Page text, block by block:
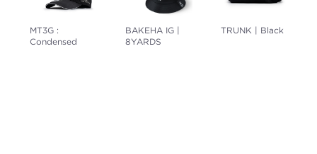
MT3G :
Condensed
BAKEHA IG |
8YARDS
TRUNK | Black